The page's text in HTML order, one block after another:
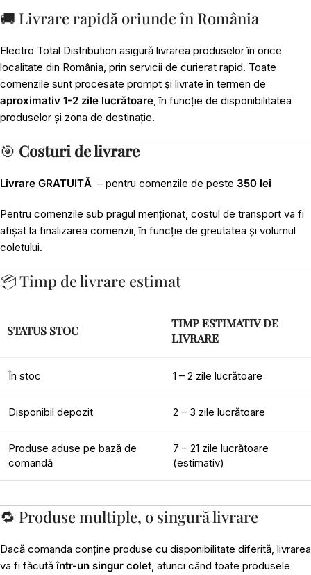
🚚 Livrare rapidă oriunde în România
Electro Total Distribution asigură livrarea produselor în orice
localitate din România, prin servicii de curierat rapid. Toate
comenzile sunt procesate prompt și livrate în termen de
aproximativ 1-2 zile lucrătoare, în funcție de disponibilitatea
produselor și zona de destinație.
🎯 Costuri de livrare
Livrare GRATUITĂ – pentru comenzile de peste 350 lei
Pentru comenzile sub pragul menționat, costul de transport va fi
afișat la finalizarea comenzii, în funcție de greutatea și volumul
coletului.
📦 Timp de livrare estimat
STATUS STOC
TIMP ESTIMATIV DE
LIVRARE
În stoc 1 – 2 zile lucrătoare
Disponibil depozit 2 – 3 zile lucrătoare
Produse aduse pe bază de
comandă
7 – 21 zile lucrătoare
(estimativ)
🔁 Produse multiple, o singură livrare
Dacă comanda conține produse cu disponibilitate diferită, livrarea
va fi făcutăîntr-un singur colet, atunci când toate produsele